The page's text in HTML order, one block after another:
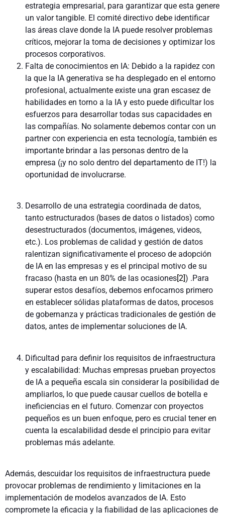
estrategia empresarial, para garantizar que esta genere
un valor tangible. El comité directivo debe identificar
las áreas clave donde la IA puede resolver problemas
críticos, mejorar la toma de decisiones y optimizar los
procesos corporativos.
Falta de conocimientos en IA: Debido a la rapidez con
la que la IA generativa se ha desplegado en el entorno
profesional, actualmente existe una gran escasez de
habilidades en torno a la IA y esto puede dificultar los
esfuerzos para desarrollar todas sus capacidades en
las compañías. No solamente debemos contar con un
partner con experiencia en esta tecnología, también es
importante brindar a las personas dentro de la
empresa (¡y no solo dentro del departamento de IT!) la
oportunidad de involucrarse.
Desarrollo de una estrategia coordinada de datos,
tanto estructurados (bases de datos o listados) como
desestructurados (documentos, imágenes, videos,
etc.). Los problemas de calidad y gestión de datos
ralentizan significativamente el proceso de adopción
de IA en las empresas y es el principal motivo de su
fracaso (hasta en un 80% de las ocasiones[2]) .Para
superar estos desafíos, debemos enfocarnos primero
en establecer sólidas plataformas de datos, procesos
de gobernanza y prácticas tradicionales de gestión de
datos, antes de implementar soluciones de IA.
Dificultad para definir los requisitos de infraestructura
y escalabilidad: Muchas empresas prueban proyectos
de IA a pequeña escala sin considerar la posibilidad de
ampliarlos, lo que puede causar cuellos de botella e
ineficiencias en el futuro. Comenzar con proyectos
pequeños es un buen enfoque, pero es crucial tener en
cuenta la escalabilidad desde el principio para evitar
problemas más adelante.
Además, descuidar los requisitos de infraestructura puede
provocar problemas de rendimiento y limitaciones en la
implementación de modelos avanzados de IA. Esto
compromete la eficacia y la fiabilidad de las aplicaciones de